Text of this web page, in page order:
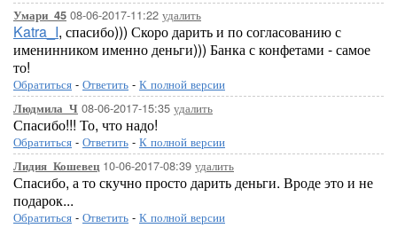
Умари_45 08-06-2017-11:22 удалить
Katra_I, спасибо))) Скоро дарить и по согласованию с
именинником именно деньги))) Банка с конфетами - самое
то!
Обратиться - Ответить - К полной версии
Людмила_Ч 08-06-2017-15:35 удалить
Спасибо!!! То, что надо!
Обратиться - Ответить - К полной версии
Лидия_Кошевец 10-06-2017-08:39 удалить
Спасибо, а то скучно просто дарить деньги. Вроде это и не
подарок...
Обратиться - Ответить - К полной версии